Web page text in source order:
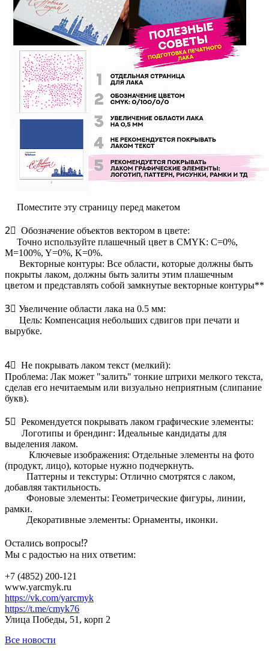
️ Поместите эту страницу перед макетом
2⃣ Обозначение объектов вектором в цвете:
️ Точно используйте плашечный цвет в CMYK: C=0%,
M=100%, Y=0%, K=0%.
️ Векторные контуры: Все области, которые должны быть
покрыты лаком, должны быть залиты этим плашечным
цветом и представлять собой замкнутые векторные контуры**
3⃣ Увеличение области лака на 0.5 мм:
️ Цель: Компенсация небольших сдвигов при печати и
вырубке.
4⃣ Не покрывать лаком текст (мелкий):
Проблема: Лак может "залить" тонкие штрихи мелкого текста,
сделав его нечитаемым или визуально неприятным (слипание
букв).
5⃣ Рекомендуется покрывать лаком графические элементы:
️ Логотипы и брендинг: Идеальные кандидаты для
выделения лаком.
️ Ключевые изображения: Отдельные элементы на фото
(продукт, лицо), которые нужно подчеркнуть.
️ Паттерны и текстуры: Отлично смотрятся с лаком,
добавляя тактильность.
️ Фоновые элементы: Геометрические фигуры, линии,
рамки.
️ Декоративные элементы: Орнаменты, иконки.
Остались вопросы⁉️
Мы с радостью на них ответим:
+7 (4852) 200-121
www.yarcmyk.ru
https://vk.com/yarcmyk
https://t.me/cmyk76
Улица Победы, 51, корп 2
Все новости